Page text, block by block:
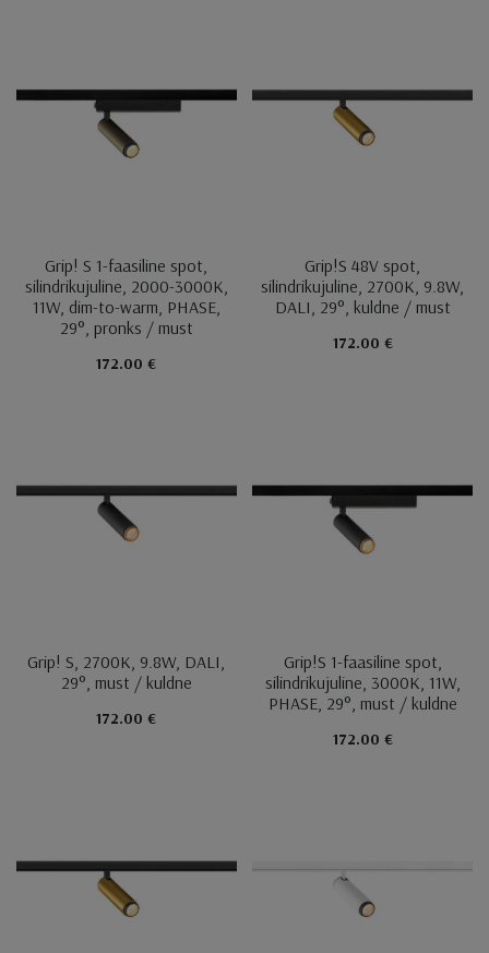
Grip! S 1-faasiline spot,
silindrikujuline, 2000-3000K,
11W, dim-to-warm, PHASE,
29°, pronks / must
172.00 €
Grip!S 48V spot,
silindrikujuline, 2700K, 9.8W,
DALI, 29°, kuldne / must
172.00 €
Grip! S, 2700K, 9.8W, DALI,
29°, must / kuldne
172.00 €
Grip!S 1-faasiline spot,
silindrikujuline, 3000K, 11W,
PHASE, 29°, must / kuldne
172.00 €